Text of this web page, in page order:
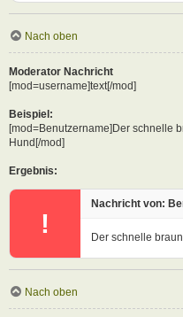
Nach oben
Moderator Nachricht
[mod=username]text[/mod]
Beispiel:
[mod=Benutzername]Der schnelle
Hund[/mod]
Ergebnis:
!
Nachricht von:
Der schnelle
Nach oben